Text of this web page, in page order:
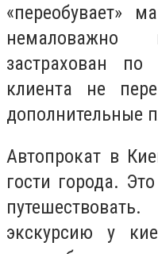
«переобувает»
немаловажно
застрахован
клиента не
дополнительные
Автопрокат в
гости города.
экскурсию у